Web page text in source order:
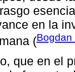
en la
(
que en el